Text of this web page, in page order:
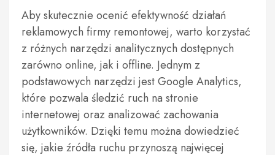
Aby skutecznie ocenić efektywność działań
reklamowych firmy remontowej, warto korzystać
z różnych narzędzi analitycznych dostępnych
zarówno online, jak i offline. Jednym z
podstawowych narzędzi jest Google Analytics,
które pozwala śledzić ruch na stronie
internetowej oraz analizować zachowania
użytkowników. Dzięki temu można dowiedzieć
się, jakie źródła ruchu przynoszą najwięcej